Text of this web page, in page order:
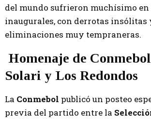
del mundo sufrieron muchísimo
inaugurales, con derrotas insólitas
eliminaciones muy tempraneras.
Homenaje de
Solari y Los Redondos
La Conmebol publicó un posteo
previa del partido entre la